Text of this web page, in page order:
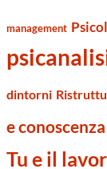
management
dintorni
e conoscenza
Tu e il